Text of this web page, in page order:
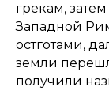
грекам,
Западной
остготами,
земли
получили